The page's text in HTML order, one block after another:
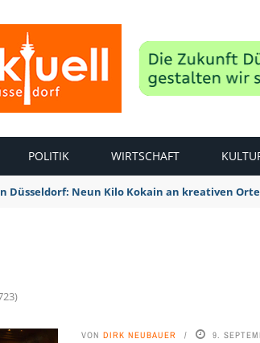
POLITIK WIRTSCHAFT
Düsseldorf: Neun Kilo Kokain an kreativen
VON DIRK NEUBAUER 9.